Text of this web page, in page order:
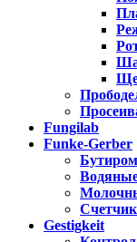
Fungilab
Funke-Gerber
Gestigkeit